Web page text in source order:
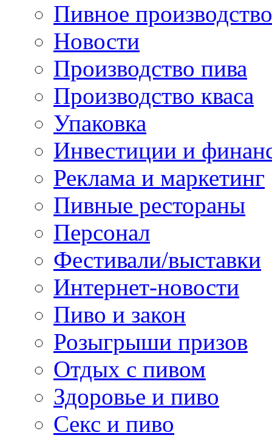
Пивное производство
Новости
Производство пива
Производство кваса
Упаковка
Инвестиции и
Реклама и маркетинг
Пивные рестораны
Персонал
Фестивали/выставки
Интернет-новости
Пиво и закон
Розыгрыши призов
Отдых с пивом
Здоровье и пиво
Секс и пиво